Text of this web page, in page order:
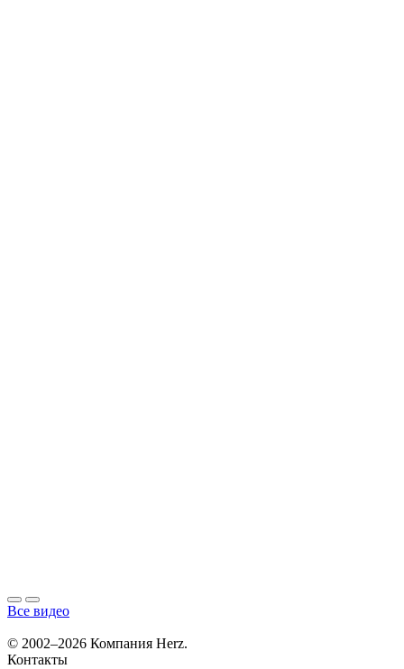
Все видео
© 2002–2026 Компания Herz.
Контакты